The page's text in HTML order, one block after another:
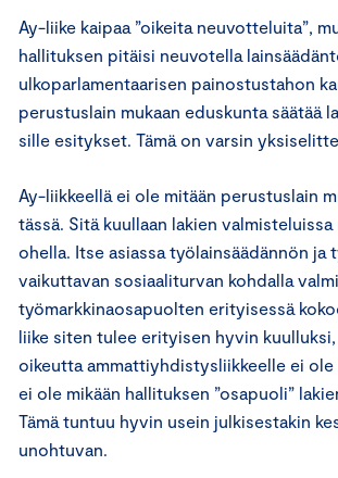
Ay-liike kaipaa ”oikeita neuvotteluita”,
hallituksen pitäisi neuvotella
ulkoparlamentaarisen painostustahon
perustuslain mukaan eduskunta säätää
sille esitykset. Tämä on varsin
Ay-liikkeellä ei ole mitään perustuslain
tässä. Sitä kuullaan lakien
ohella. Itse asiassa työlainsäädännön ja
vaikuttavan sosiaaliturvan kohdalla
työmarkkinaosapuolten erityisessä
liike siten tulee erityisen hyvin
oikeutta ammattiyhdistysliikkeelle ei
ei ole mikään hallituksen ”osapuoli”
Tämä tuntuu hyvin usein julkisestakin
unohtuvan.